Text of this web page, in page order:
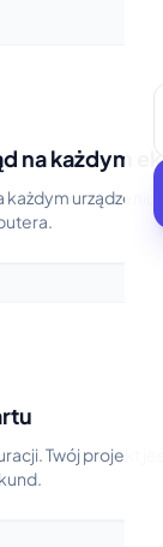
na każdym
każdym
Twój projekt